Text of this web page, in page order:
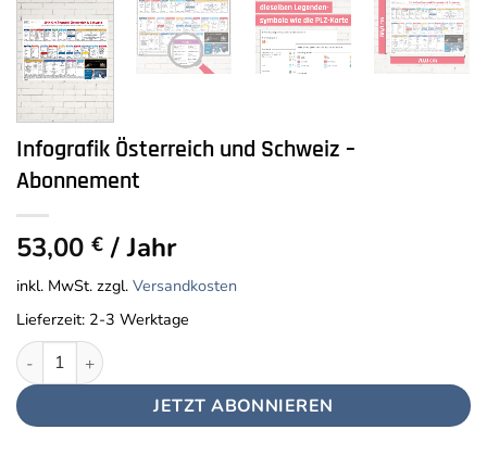
Infografik Österreich und Schweiz –
Abonnement
53,00 € / Jahr
inkl. MwSt. zzgl. Versandkosten
Lieferzeit: 2-3 Werktage
Infografik Österreich und Schweiz - Abonnement Menge
JETZT ABONNIEREN